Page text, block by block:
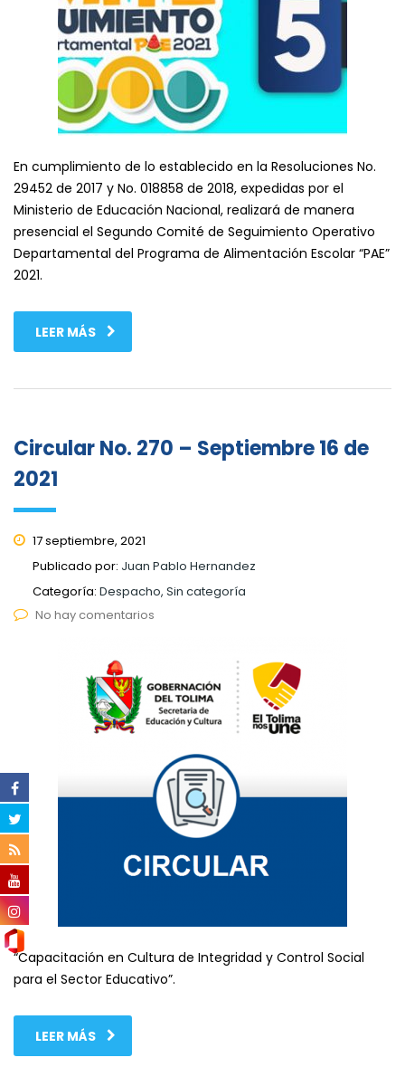
En cumplimiento de lo establecido en la Resoluciones No.
29452 de 2017 y No. 018858 de 2018, expedidas por el
Ministerio de Educación Nacional, realizará de manera
presencial el Segundo Comité de Seguimiento Operativo
Departamental del Programa de Alimentación Escolar “PAE”
2021.
LEER MÁS
Circular No. 270 – Septiembre 16 de
2021
17 septiembre, 2021
Publicado por: Juan Pablo Hernandez
Categoría: Despacho, Sin categoría
No hay comentarios
“Capacitación en Cultura de Integridad y Control Social
para el Sector Educativo”.
LEER MÁS